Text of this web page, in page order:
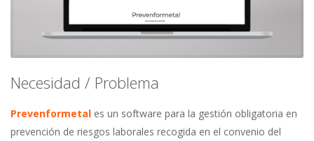
Necesidad / Problema
Prevenformetal es un software para la gestión obligatoria en
prevención de riesgos laborales recogida en el convenio del